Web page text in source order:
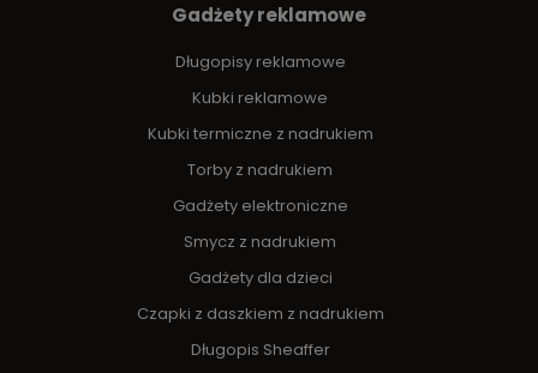
Gadżety reklamowe
Długopisy reklamowe
Kubki reklamowe
Kubki termiczne z nadrukiem
Torby z nadrukiem
Gadżety elektroniczne
Smycz z nadrukiem
Gadżety dla dzieci
Czapki z daszkiem z nadrukiem
Długopis Sheaffer